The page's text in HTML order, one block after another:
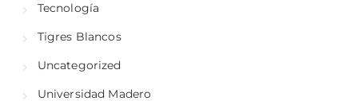
Tecnología
Tigres Blancos
Uncategorized
Universidad Madero